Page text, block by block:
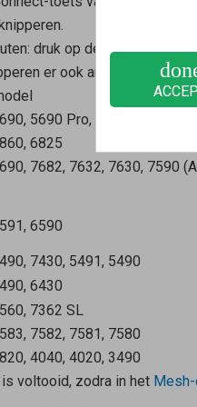
druk op de Connect-
er ook andere leds of
5690 Pro, 4060
6825
7682, 7632, 7630, 7590
6590
7430, 5491, 5490
6430
7362 SL
7582, 7581, 7580
4040, 4020, 3490
voltooid, zodra in het